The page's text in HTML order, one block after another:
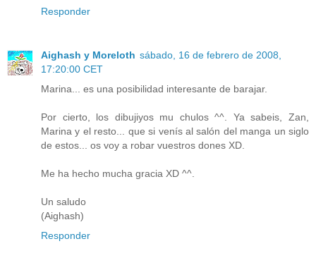
Responder
Aighash y Moreloth sábado, 16 de febrero de 2008,
17:20:00 CET
Marina... es una posibilidad interesante de barajar.
Por cierto, los dibujiyos mu chulos ^^. Ya sabeis, Zan,
Marina y el resto... que si venís al salón del manga un siglo
de estos... os voy a robar vuestros dones XD.
Me ha hecho mucha gracia XD ^^.
Un saludo
(Aighash)
Responder